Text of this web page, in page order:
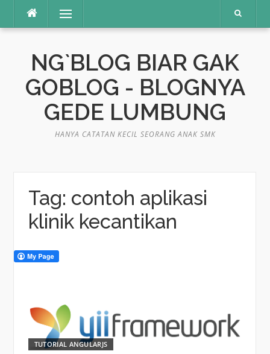
content
Menu
NG`BLOG BIAR GAK
GOBLOG - BLOGNYA
GEDE LUMBUNG
HANYA CATATAN KECIL SEORANG ANAK SMK
Tag: contoh aplikasi
klinik kecantikan
TUTORIAL ANGULARJS